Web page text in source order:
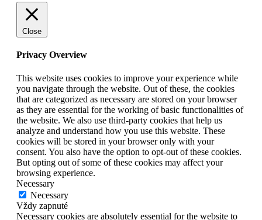
Close
Privacy Overview
This website uses cookies to improve your experience while
you navigate through the website. Out of these, the cookies
that are categorized as necessary are stored on your browser
as they are essential for the working of basic functionalities of
the website. We also use third-party cookies that help us
analyze and understand how you use this website. These
cookies will be stored in your browser only with your
consent. You also have the option to opt-out of these cookies.
But opting out of some of these cookies may affect your
browsing experience.
Necessary
Necessary
Vždy zapnuté
Necessary cookies are absolutely essential for the website to